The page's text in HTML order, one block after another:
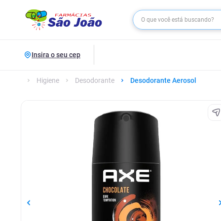
Insira o seu cep
Higiene Desodorante Desodorante Aerosol